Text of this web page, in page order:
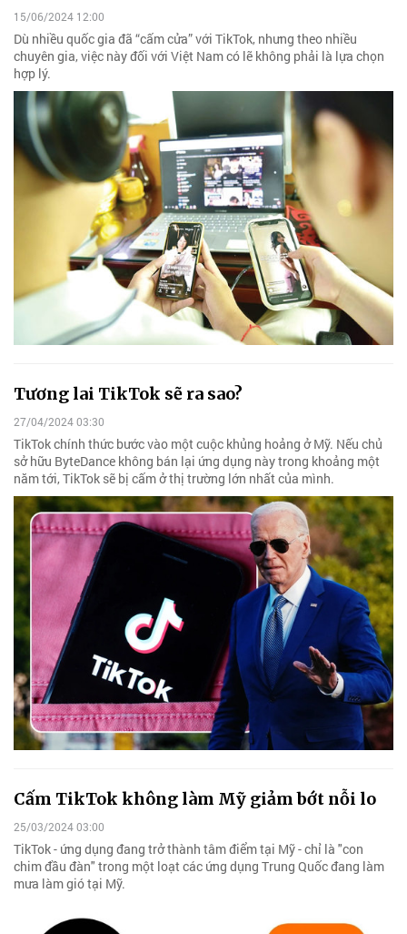
15/06/2024 12:00
Dù nhiều quốc gia đã “cấm cửa” với TikTok, nhưng theo nhiều
chuyên gia, việc này đối với Việt Nam có lẽ không phải là lựa chọn
hợp lý.
Tương lai TikTok sẽ ra sao?
27/04/2024 03:30
TikTok chính thức bước vào một cuộc khủng hoảng ở Mỹ. Nếu chủ
sở hữu ByteDance không bán lại ứng dụng này trong khoảng một
năm tới, TikTok sẽ bị cấm ở thị trường lớn nhất của mình.
Cấm TikTok không làm Mỹ giảm bớt nỗi lo
25/03/2024 03:00
TikTok - ứng dụng đang trở thành tâm điểm tại Mỹ - chỉ là "con
chim đầu đàn" trong một loạt các ứng dụng Trung Quốc đang làm
mưa làm gió tại Mỹ.